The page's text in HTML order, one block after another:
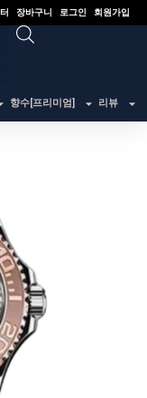
장바구니 로그인 회원가입
향수[프리미엄] 리뷰